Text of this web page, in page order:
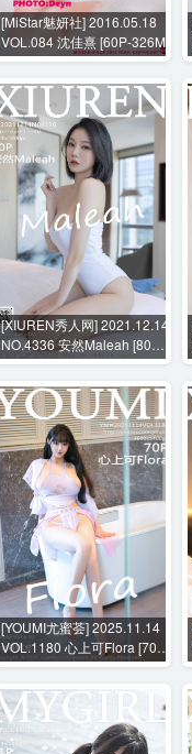
[MiStar魅妍社] 2016.05.18
VOL.084 沈佳熹 [60P-326M]
[XIUREN秀人网] 2021.12.14
NO.4336 安然Maleah [80P-
777MB]
[YOUMI尤蜜荟] 2025.11.14
VOL.1180 心上可Flora [70P-
441MB]